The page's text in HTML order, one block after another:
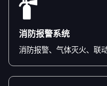
消防报警系统
消防报警、气体灭火、联